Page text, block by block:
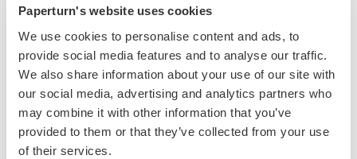
Paperturn's website uses cookies
We use cookies to personalise content and ads, to
provide social media features and to analyse our traffic.
We also share information about your use of our site with
our social media, advertising and analytics partners who
may combine it with other information that you’ve
provided to them or that they’ve collected from your use
of their services.
Steg 4:
När du har skickat inbjudan får teammedlemmen ett
mejl med en länk för att gå med i ditt konto. Så snart de
har skapat sitt konto visas de som användare under
fliken Team. Om de ännu inte har skapat sitt konto
kommer inbjudan att ligga kvar under Väntande
inbjudningar. Du kan även skicka om eller återkalla